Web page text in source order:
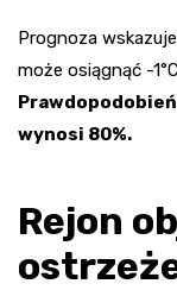
Prognoza
może osiągnąć -
wynosi 80%.
Rejon